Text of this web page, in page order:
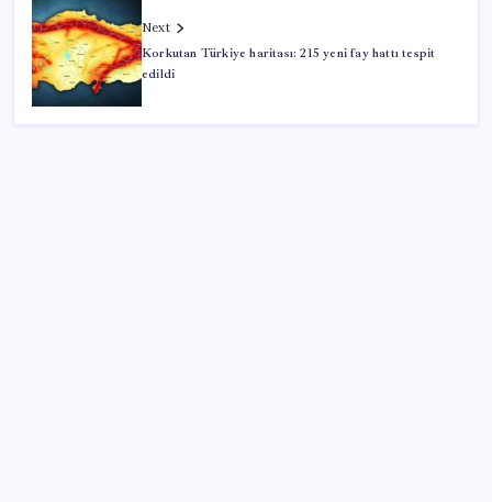
Next
Korkutan Türkiye haritası: 215 yeni fay hattı tespit
edildi